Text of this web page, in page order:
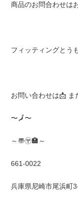
商品のお問合わせは
フィッティングとう
お問い合わせは📩 ま
〜 🗾〜
～〠〶🏣～
661-0022
兵庫県尼崎市尾浜町